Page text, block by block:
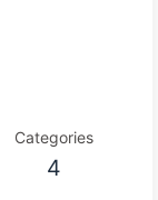
Categories
4